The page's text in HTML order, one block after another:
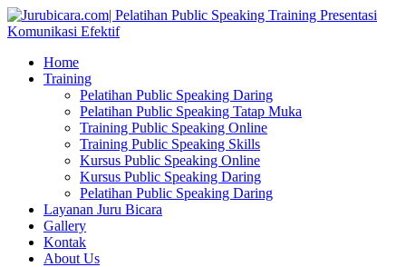
Home
Training
Pelatihan Public Speaking Daring
Pelatihan Public Speaking Tatap Muka
Training Public Speaking Online
Training Public Speaking Skills
Kursus Public Speaking Online
Kursus Public Speaking Daring
Pelatihan Public Speaking Daring
Layanan Juru Bicara
Gallery
Kontak
About Us